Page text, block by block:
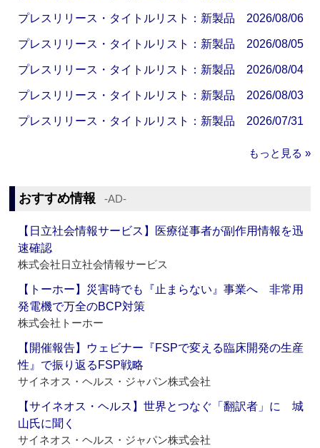
プレスリリース・タイトルリスト：新製品 2026/08/06
プレスリリース・タイトルリスト：新製品 2026/08/05
プレスリリース・タイトルリスト：新製品 2026/08/04
プレスリリース・タイトルリスト：新製品 2026/08/03
プレスリリース・タイトルリスト：新製品 2026/07/31
もっと見る »
おすすめ情報 ‐AD‐
【日立社会情報サービス】医療従事者が副作用情報を迅
速確認
株式会社日立社会情報サービス
【トーホー】災害時でも『止まらない』事業へ 非常用
発電機で万全のBCP対策
株式会社トーホー
【開催報告】ウェビナー『FSPで変える臨床開発の生産
性』で振り返るFSP戦略
サイネオス・ヘルス・ジャパン株式会社
【サイネオス・ヘルス】世界とつなぐ「翻訳者」に 城
山氏に聞く
サイネオス・ヘルス・ジャパン株式会社